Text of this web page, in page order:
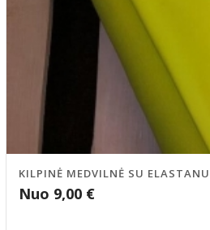
KILPINĖ MEDVILNĖ SU
Nuo 9,00 €